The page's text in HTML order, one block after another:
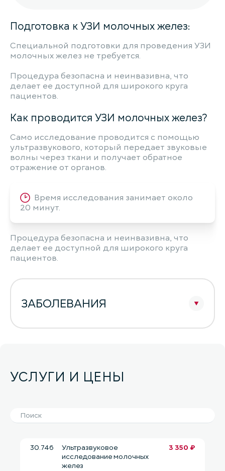
Подготовка к УЗИ молочных желез:
Специальной подготовки для проведения УЗИ
молочных желез не требуется.
Процедура безопасна и неинвазивна, что
делает ее доступной для широкого круга
пациентов.
Как проводится УЗИ молочных желез?
Само исследование проводится с помощью
ультразвукового, который передает звуковые
волны через ткани и получает обратное
отражение от органов.
Время исследования занимает около
20 минут.
Процедура безопасна и неинвазивна, что
делает ее доступной для широкого круга
пациентов.
ЗАБОЛЕВАНИЯ
УСЛУГИ И ЦЕНЫ
30.746
Ультразвуковое
исследование молочных
желез
3 350 ₽